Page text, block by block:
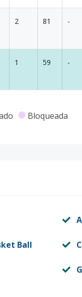
2 81 -
1 59 -
Bloqueada
Ball